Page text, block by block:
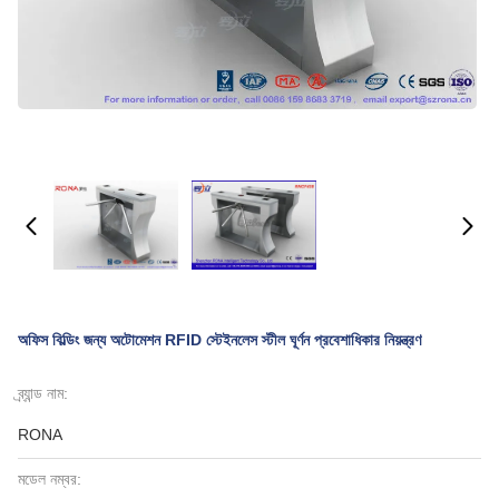
অফিস বিল্ডিং জন্য অটোমেশন RFID স্টেইনলেস স্টীল ঘূর্ণন প্রবেশাধিকার নিয়ন্ত্রণ
ব্র্যান্ড নাম:
RONA
মডেল নম্বর: